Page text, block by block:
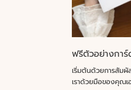
ฟรีตัวอย่างกา
เริ่มต้นด้วยการสัม
เราด้วยมือของคุณเ